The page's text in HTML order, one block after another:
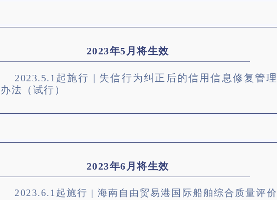
2023年5月将生效
2023.5.1起施行 | 失信行为纠正后的信用信息修复管理
办法（试行）
2023年6月将生效
2023.6.1起施行 | 海南自由贸易港国际船舶综合质量评价